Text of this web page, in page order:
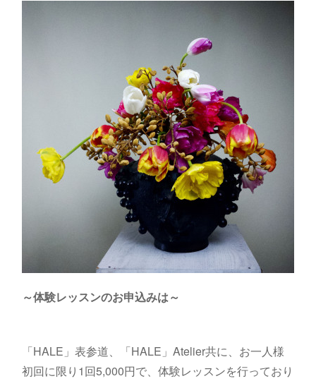
～体験レッスンのお申込みは～
「HALE」表参道、「HALE」Atelier共に、お一人様
初回に限り1回5,000円で、体験レッスンを行っており